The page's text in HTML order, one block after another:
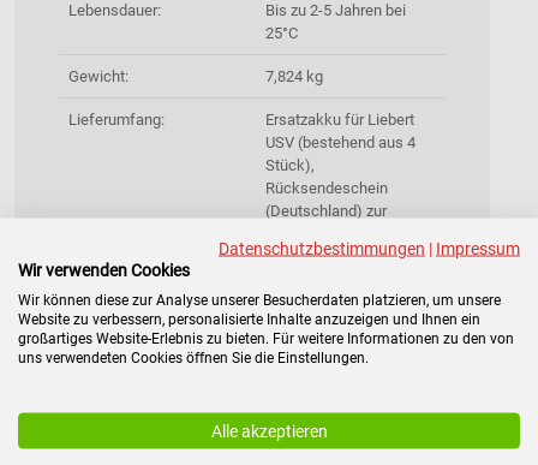
Lebensdauer:
Bis zu 2-5 Jahren bei
25°C
Gewicht: 7,824 kg
Lieferumfang:
Ersatzakku für Liebert
USV (bestehend aus 4
Stück),
Rücksendeschein
(Deutschland) zur
inklusive
Datenschutzbestimmungen | Impressum
Wir verwenden Cookies
Wir können diese zur Analyse unserer Besucherdaten platzieren, um unsere
Website zu verbessern, personalisierte Inhalte anzuzeigen und Ihnen ein
großartiges Website-Erlebnis zu bieten. Für weitere Informationen zu den von
uns verwendeten Cookies öffnen Sie die Einstellungen.
Alle akzeptieren